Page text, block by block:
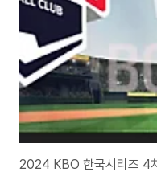
이로써 다저스는 7전 4승제의 월
2024 KBO 한국시리즈 4